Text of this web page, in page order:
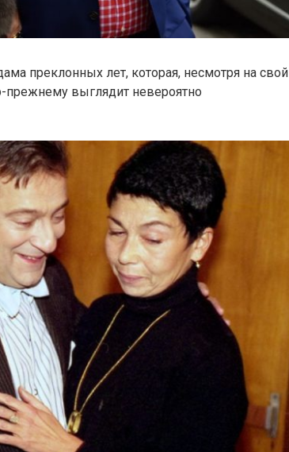
преклонных лет, которая, несмотря на свой
прежнему выглядит невероятно